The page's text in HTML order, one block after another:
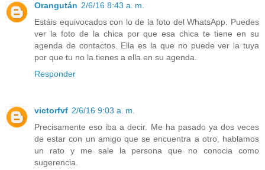
Orangután 2/6/16 8:43 a. m.
Estáis equivocados con lo de la foto del WhatsApp. Puedes
ver la foto de la chica por que esa chica te tiene en su
agenda de contactos. Ella es la que no puede ver la tuya
por que tu no la tienes a ella en su agenda.
Responder
victorfvf 2/6/16 9:03 a. m.
Precisamente eso iba a decir. Me ha pasado ya dos veces
de estar con un amigo que se encuentra a otro, hablamos
un rato y me sale la persona que no conocia como
sugerencia.